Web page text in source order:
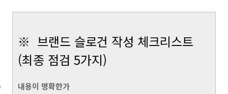
※ 브랜드 슬로건 작성 체크리스트
(최종 점검 5가지)
내용이 명확한가